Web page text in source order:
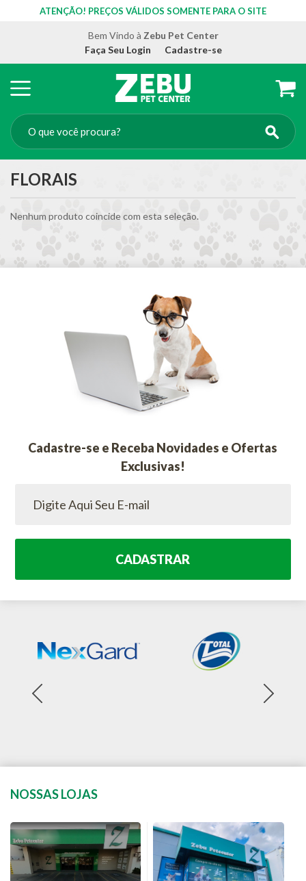
ATENÇÃO! PREÇOS VÁLIDOS SOMENTE PARA O SITE
Bem Vindo à Zebu Pet Center
Faça Seu Login
Cadastre-se
FLORAIS
Nenhum produto coincide com esta seleção.
Cadastre-se e Receba Novidades e Ofertas
Exclusivas!
CADASTRAR
NOSSAS LOJAS